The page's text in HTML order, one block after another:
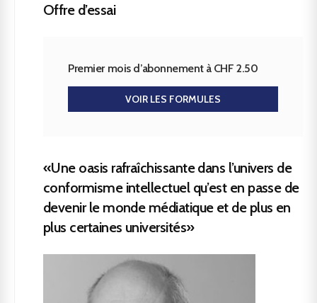
Offre d’essai
Premier mois d’abonnement à CHF 2.50
VOIR LES FORMULES
«Une oasis rafraîchissante dans l’univers de
conformisme intellectuel qu’est en passe de
devenir le monde médiatique et de plus en
plus certaines universités»